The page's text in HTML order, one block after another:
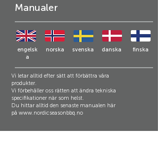
Manualer
engelsk
a
norska svenska danska finska
Vi letar alltid efter sätt att förbättra våra
produkter.
Vi förbehåller oss rätten att ändra tekniska
specifikationer när som helst.
Du hittar alltid den senaste manualen här
på www.nordicseasonbbq.no